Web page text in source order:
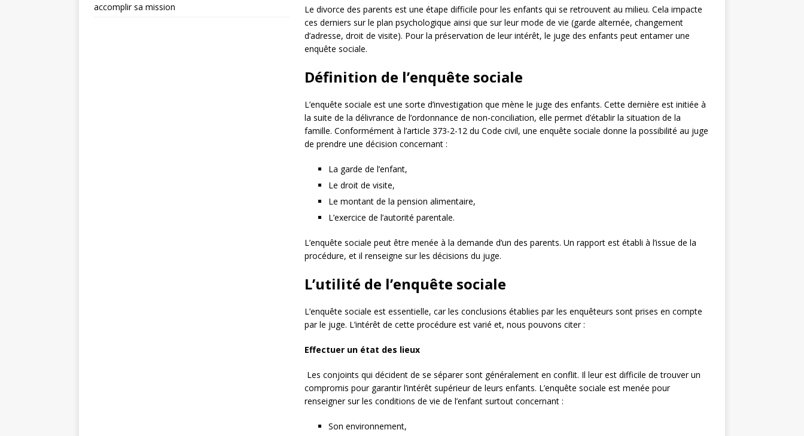
Le divorce des parents est une étape difficile pour les enfants qui se retrouvent au milieu. Cela impacte
ces derniers sur le plan psychologique ainsi que sur leur mode de vie (garde alternée, changement
d’adresse, droit de visite). Pour la préservation de leur intérêt, le juge des enfants peut entamer une
enquête sociale.
Définition de l’enquête sociale
L’enquête sociale est une sorte d’investigation que mène le juge des enfants. Cette dernière est initiée à
la suite de la délivrance de l’ordonnance de non-conciliation, elle permet d’établir la situation de la
famille. Conformément à l’article 373-2-12 du Code civil, une enquête sociale donne la possibilité au juge
de prendre une décision concernant :
La garde de l’enfant,
Le droit de visite,
Le montant de la pension alimentaire,
L’exercice de l’autorité parentale.
L’enquête sociale peut être menée à la demande d’un des parents. Un rapport est établi à l’issue de la
procédure, et il renseigne sur les décisions du juge.
L’utilité de l’enquête sociale
L’enquête sociale est essentielle, car les conclusions établies par les enquêteurs sont prises en compte
par le juge. L’intérêt de cette procédure est varié et, nous pouvons citer :
Effectuer un état des lieux
Les conjoints qui décident de se séparer sont généralement en conflit. Il leur est difficile de trouver un
compromis pour garantir l’intérêt supérieur de leurs enfants. L’enquête sociale est menée pour
renseigner sur les conditions de vie de l’enfant surtout concernant :
Son environnement,
accomplir sa mission